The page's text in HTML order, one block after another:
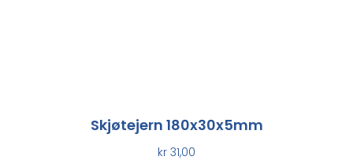
Skjøtejern 180x30x5mm
kr 31,00